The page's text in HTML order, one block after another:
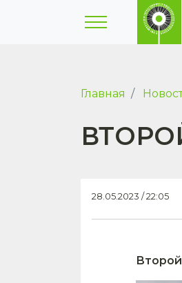
Главная
28.05.2023 / 22:05